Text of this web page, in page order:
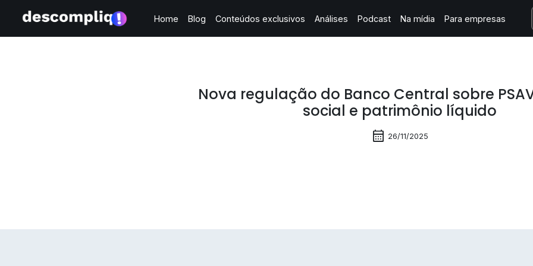
Home Blog Conteúdos exclusivos Análises Podcast Na mídia Para empresas
Nova regulação do Banco Central sobre
social e patrimônio líquido
calendar_month 26/11/2025